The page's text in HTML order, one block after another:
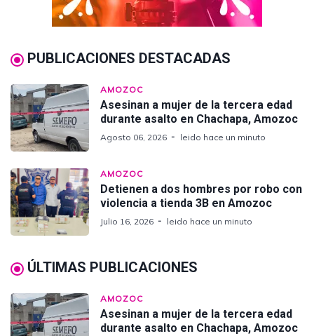
PUBLICACIONES DESTACADAS
AMOZOC
Asesinan a mujer de la tercera edad
durante asalto en Chachapa, Amozoc
Agosto 06, 2026 leido hace un minuto
AMOZOC
Detienen a dos hombres por robo con
violencia a tienda 3B en Amozoc
Julio 16, 2026 leido hace un minuto
ÚLTIMAS PUBLICACIONES
AMOZOC
Asesinan a mujer de la tercera edad
durante asalto en Chachapa, Amozoc